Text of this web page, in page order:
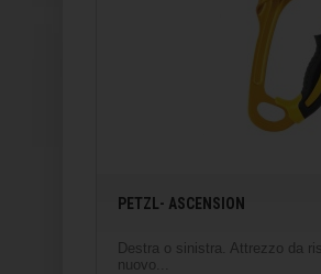
PETZL- ASCENSION
Destra o sinistra. Attrezzo da
nuovo...